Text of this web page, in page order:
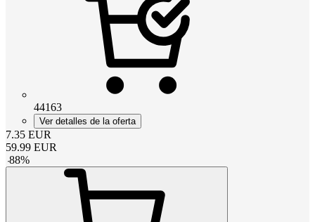
44163
Ver detalles de la oferta
7.35 EUR
59.99 EUR
-88%